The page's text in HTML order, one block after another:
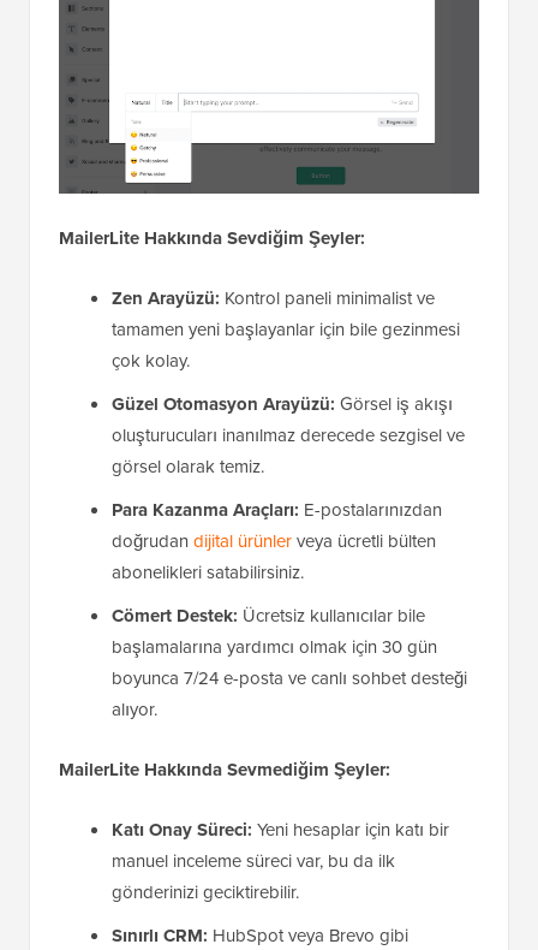
MailerLite Hakkında Sevdiğim Şeyler:
Zen Arayüzü: Kontrol paneli minimalist ve
tamamen yeni başlayanlar için bile gezinmesi
çok kolay.
Güzel Otomasyon Arayüzü: Görsel iş akışı
oluşturucuları inanılmaz derecede sezgisel ve
görsel olarak temiz.
Para Kazanma Araçları: E-postalarınızdan
doğrudan dijital ürünlerveya ücretli bülten
abonelikleri satabilirsiniz.
Cömert Destek: Ücretsiz kullanıcılar bile
başlamalarına yardımcı olmak için 30 gün
boyunca 7/24 e-posta ve canlı sohbet desteği
alıyor.
MailerLite Hakkında Sevmediğim Şeyler:
Katı Onay Süreci: Yeni hesaplar için katı bir
manuel inceleme süreci var, bu da ilk
gönderinizi geciktirebilir.
Sınırlı CRM: HubSpot veya Brevo gibi